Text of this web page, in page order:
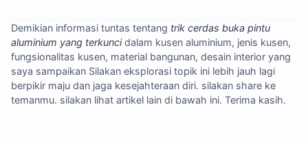
Demikian informasi tuntas tentang trik cerdas buka pintu
aluminium yang terkuncidalam kusen aluminium, jenis kusen,
fungsionalitas kusen, material bangunan, desain interior yang
saya sampaikan Silakan eksplorasi topik ini lebih jauh lagi
berpikir maju dan jaga kesejahteraan diri. silakan share ke
temanmu. silakan lihat artikel lain di bawah ini. Terima kasih.